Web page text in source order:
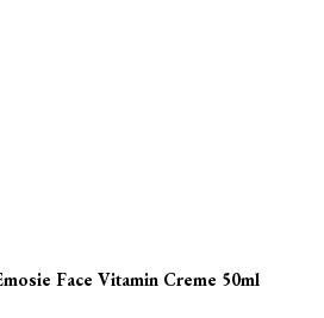
Face Vitamin Creme 50ml